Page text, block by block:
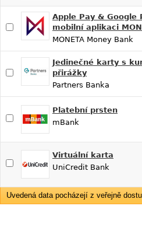
Apple Pay & Google
mobilní aplikaci
MONETA Money Bank
Jedinečné karty s
přirážky
Partners Banka
Platební prsten
mBank
Virtuální karta
UniCredit Bank
Uvedená data pocházejí z veřejně